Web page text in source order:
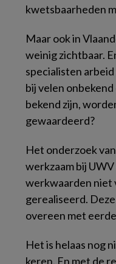
kwetsbaarheden
Maar ook in
weinig zichtbaar.
specialisten
bij velen
bekend zijn,
gewaardeerd?
Het onderzoek
werkzaam bij
werkwaarden niet
gerealiseerd.
overeen met
Het is helaas nog
keren. En met de